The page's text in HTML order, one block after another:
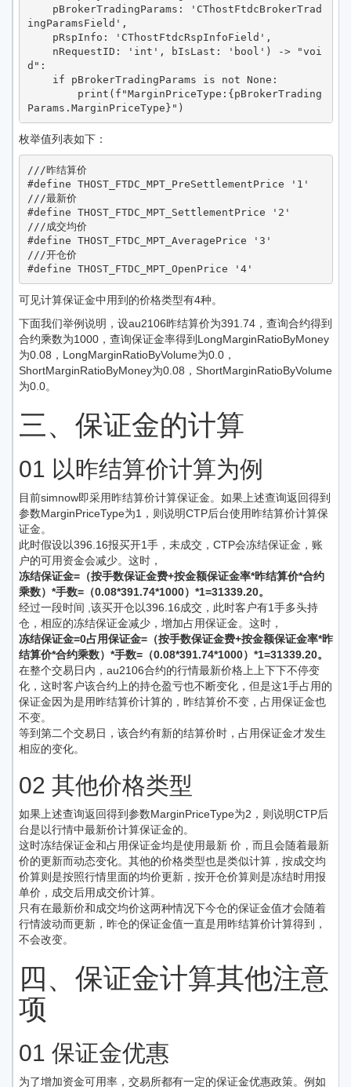
ingParamsField',
d":
Params.MarginPriceType}")
枚举值列表如下：
///昨结算价
#define THOST_FTDC_MPT_PreSettlementPrice '1'
///最新价
#define THOST_FTDC_MPT_SettlementPrice '2'
///成交均价
#define THOST_FTDC_MPT_AveragePrice '3'
///开仓价
#define THOST_FTDC_MPT_OpenPrice '4'
可见计算保证金中用到的价格类型有4种。
下面我们举例说明，设au2106昨结算价为391.74，查询合约得到
合约乘数为1000，查询保证金率得到LongMarginRatioByMoney
为0.08，LongMarginRatioByVolume为0.0，
ShortMarginRatioByMoney为0.08，ShortMarginRatioByVolume
为0.0。
三、保证金的计算
01 以昨结算价计算为例
目前simnow即采用昨结算价计算保证金。如果上述查询返回得到
参数MarginPriceType为1，则说明CTP后台使用昨结算价计算保
证金。
此时假设以396.16报买开1手，未成交，CTP会冻结保证金，账
户的可用资金会减少。这时，
冻结保证金=（按手数保证金费+按金额保证金率*昨结算价*合约
乘数）*手数=（0.08*391.74*1000）*1=31339.20。
经过一段时间 ,该买开仓以396.16成交，此时客户有1手多头持
仓，相应的冻结保证金减少，增加占用保证金。这时，
冻结保证金=0占用保证金=（按手数保证金费+按金额保证金率*昨
结算价*合约乘数）*手数=（0.08*391.74*1000）*1=31339.20。
在整个交易日内，au2106合约的行情最新价格上上下下不停变
化，这时客户该合约上的持仓盈亏也不断变化，但是这1手占用的
保证金因为是用昨结算价计算的，昨结算价不变，占用保证金也
不变。
等到第二个交易日，该合约有新的结算价时，占用保证金才发生
相应的变化。
02 其他价格类型
如果上述查询返回得到参数MarginPriceType为2，则说明CTP后
台是以行情中最新价计算保证金的。
这时冻结保证金和占用保证金均是使用最新 价，而且会随着最新
价的更新而动态变化。其他的价格类型也是类似计算，按成交均
价算则是按照行情里面的均价更新，按开仓价算则是冻结时用报
单价，成交后用成交价计算。
只有在最新价和成交均价这两种情况下今仓的保证金值才会随着
行情波动而更新，昨仓的保证金值一直是用昨结算价计算得到，
不会改变。
四、保证金计算其他注意
项
01 保证金优惠
为了增加资金可用率，交易所都有一定的保证金优惠政策。例如